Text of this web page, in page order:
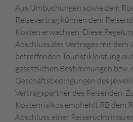
Aus Umbuchungen sowie dem
Reisevertrag können dem
Kosten erwachsen. Diese
Abschluss des Vertrages mit dem
betreffenden Touristikleistung
gesetzlichen Bestimmungen bzw.
Geschäftsbedingungen des
Vertragspartner des Reisenden.
Kostenrisikos empfiehlt RB dem
Abschluss einer